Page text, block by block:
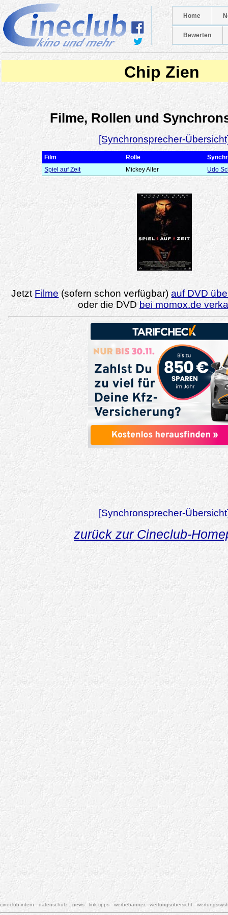
Home
Bewerten
Chip Zien
Filme, Rollen und
[Synchronsprecher-
Film Rolle
Spiel auf Zeit
Mickey Alter Udo
Jetzt Filme (sofern schon verfügbar)auf DVD
oder die DVD bei momox.de
[Synchronsprecher-
zurück zur Cineclub-
cineclub-intern datenschutz news link-tipps werbebanner wertungsübersicht